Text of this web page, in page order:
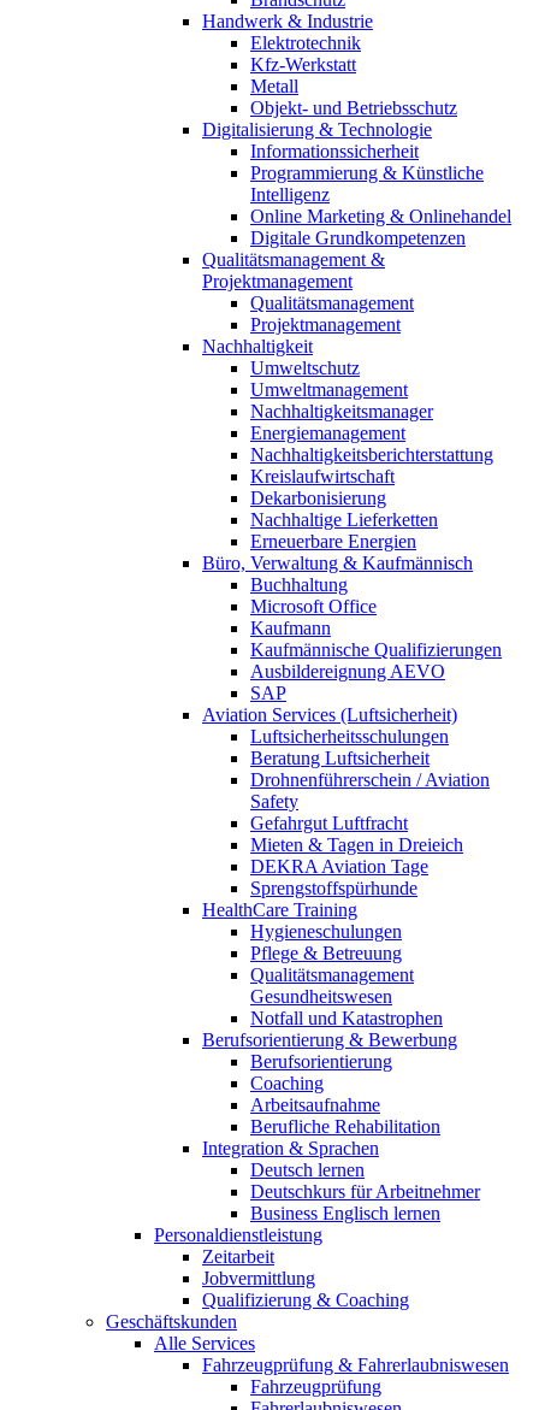
Handwerk & Industrie
Elektrotechnik
Kfz-Werkstatt
Metall
Objekt- und Betriebsschutz
Digitalisierung & Technologie
Informationssicherheit
Programmierung & Künstliche
Intelligenz
Online Marketing & Onlinehandel
Digitale Grundkompetenzen
Qualitätsmanagement &
Projektmanagement
Qualitätsmanagement
Projektmanagement
Nachhaltigkeit
Umweltschutz
Umweltmanagement
Nachhaltigkeitsmanager
Energiemanagement
Nachhaltigkeitsberichterstattung
Kreislaufwirtschaft
Dekarbonisierung
Nachhaltige Lieferketten
Erneuerbare Energien
Büro, Verwaltung & Kaufmännisch
Buchhaltung
Microsoft Office
Kaufmann
Kaufmännische Qualifizierungen
Ausbildereignung AEVO
SAP
Aviation Services (Luftsicherheit)
Luftsicherheitsschulungen
Beratung Luftsicherheit
Drohnenführerschein / Aviation
Safety
Gefahrgut Luftfracht
Mieten & Tagen in Dreieich
DEKRA Aviation Tage
Sprengstoffspürhunde
HealthCare Training
Hygieneschulungen
Pflege & Betreuung
Qualitätsmanagement
Gesundheitswesen
Notfall und Katastrophen
Berufsorientierung & Bewerbung
Berufsorientierung
Coaching
Arbeitsaufnahme
Berufliche Rehabilitation
Integration & Sprachen
Deutsch lernen
Deutschkurs für Arbeitnehmer
Business Englisch lernen
Personaldienstleistung
Zeitarbeit
Jobvermittlung
Qualifizierung & Coaching
Geschäftskunden
Alle Services
Fahrzeugprüfung & Fahrerlaubniswesen
Fahrzeugprüfung